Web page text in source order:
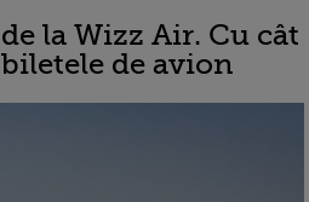
la Wizz Air. Cu cât
de avion